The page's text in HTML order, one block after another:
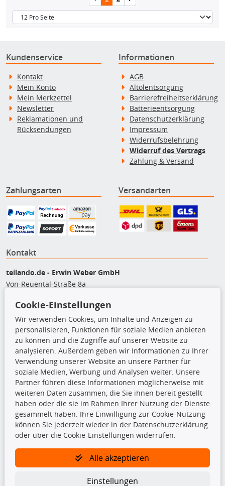
Kundenservice
Kontakt
Mein Konto
Mein Merkzettel
Newsletter
Reklamationen und
Rücksendungen
Informationen
AGB
Altölentsorgung
Barrierefreiheitserklärung
Batterieentsorgung
Datenschutzerklärung
Impressum
Widerrufsbelehrung
Widerruf des Vertrags
Zahlung & Versand
Zahlungsarten Versandarten
Kontakt
teilando.de - Erwin Weber GmbH
Von-Reuental-Straße 8a
+49 (0) 8165 / 5093200
shop@teilando.de
Top Produkte
Beleuchtung
Bremsbeläge
Bremsscheiben
Kupplungssatz
Querlenker
Radlager
Stoßdämpfer
TecDoc Inside
Cookie-Einstellungen
Wir verwenden Cookies, um Inhalte und Anzeigen zu
personalisieren, Funktionen für soziale Medien anbieten
zu können und die Zugriffe auf unserer Website zu
analysieren. Außerdem geben wir Informationen zu Ihrer
Verwendung unserer Website an unsere Partner für
soziale Medien, Werbung und Analysen weiter. Unsere
Partner führen diese Informationen möglicherweise mit
weiteren Daten zusammen, die Sie ihnen bereit gestellt
haben oder die sie im Rahmen Ihrer Nutzung der Dienste
gesammelt haben. Ihre Einwilligung zur Cookie-Nutzung
können Sie jederzeit wieder in der Datenschutzerklärung
oder über die Cookie-Einstellungen widerrufen.
Alle akzeptieren
Einstellungen